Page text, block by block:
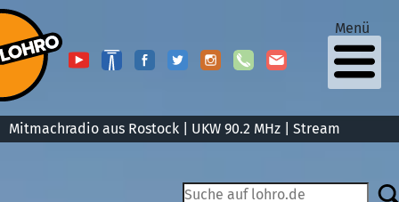
Mitmachradio aus Rostock | UKW 90.2 MHz | Stream
Menü